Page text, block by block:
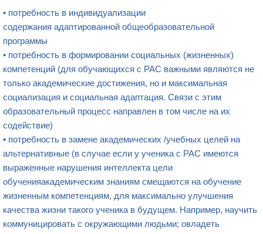
• потребность в индивидуализации
содержания адаптированной общеобразовательной
программы ​
• потребность в формировании социальных (жизненных)
компетенций​ (для обучающихся с РАС важными являются не
только академические достижения, но и максимальная
социализация и социальная адаптация. Связи с этим
образовательный процесс направлен в том числе на их
содействие)
• потребность в замене академических /учебных целей на
альтернативные​ (в случае если у ученика с РАС имеются
выраженные нарушения интеллекта цели
обученияакадемическим знаниям смещаются на обучение
жизненным компетенциям, для максимально улучшения
качества жизни такого ученика в будущем. Например, научить
коммуницировать с окружающими людьми; овладеть